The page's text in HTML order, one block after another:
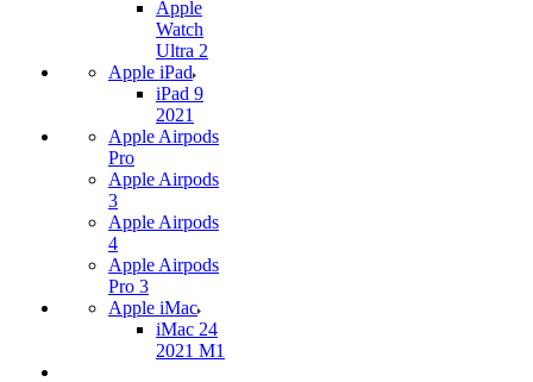
Apple
Watch
Ultra 2
Apple iPad
iPad 9
2021
Apple Airpods
Pro
Apple Airpods
3
Apple Airpods
4
Apple Airpods
Pro 3
Apple iMac
iMac 24
2021 M1